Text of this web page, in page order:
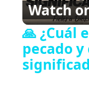
Watch
🙏 ¿Cuál
pecado y